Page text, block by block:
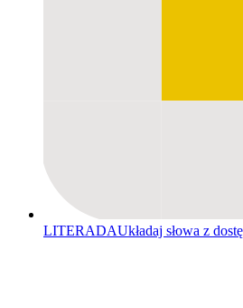
LITERADAUkładaj słowa z